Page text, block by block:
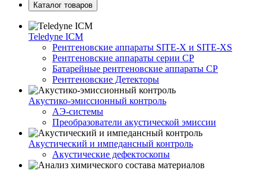
Каталог товаров
Teledyne ICM
Рентгеновские аппараты SITE-X и SITE-XS
Рентгеновские аппараты серии CP
Батарейные рентгеновские аппараты CP
Рентгеновские Детекторы
Акустико-эмисcионный контроль
АЭ-системы
Преобразователи акустической эмиссии
Акустический и импедансный контроль
Акустические дефектоскопы